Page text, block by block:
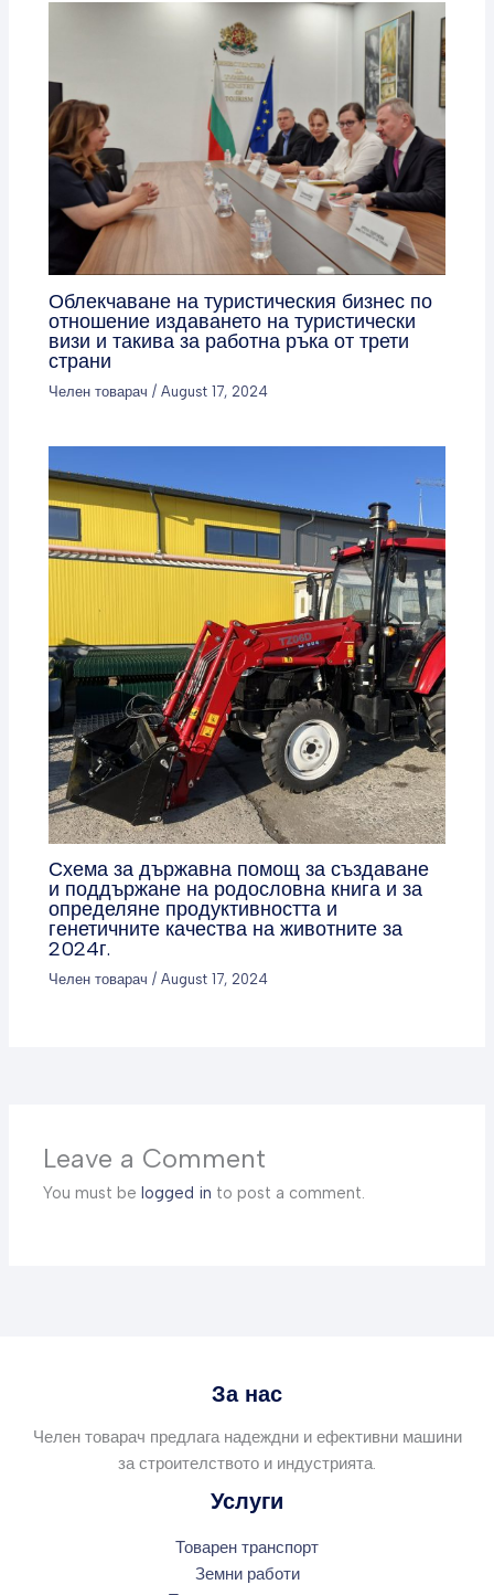
Облекчаване на туристическия бизнес по
отношение издаването на туристически
визи и такива за работна ръка от трети
страни
Челен товарач /August 17, 2024
Схема за държавна помощ за създаване
и поддържане на родословна книга и за
определяне продуктивността и
генетичните качества на животните за
2024г.
Челен товарач /August 17, 2024
Leave a Comment
You must belogged in to post a comment.
За нас
Челен товарач предлага надеждни и ефективни машини
за строителството и индустрията.
Услуги
Товарен транспорт
Земни работи